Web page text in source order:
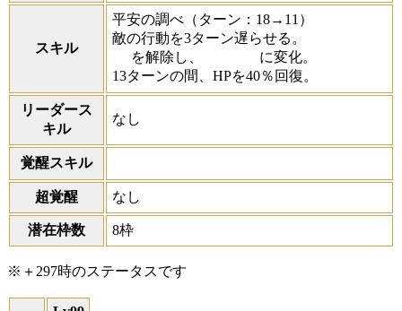
スキル
平安の調べ （ターン：18→11）
敵の行動を3ターン遅らせる。
を解除し、
に変化。
13ターンの間、HPを40％回復。
リーダース
キル
なし
覚醒スキル
超覚醒 なし
潜在枠数 8枠
※＋297時のステータスです